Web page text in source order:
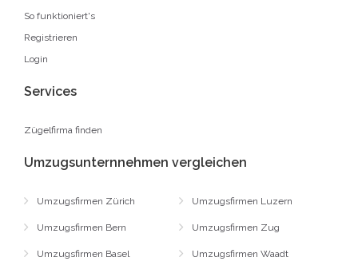
So funktioniert's
Registrieren
Login
Services
Zügelfirma finden
Umzugsunternnehmen vergleichen
Umzugsfirmen Zürich
Umzugsfirmen Bern
Umzugsfirmen Basel
Umzugsfirmen Luzern
Umzugsfirmen Zug
Umzugsfirmen Waadt